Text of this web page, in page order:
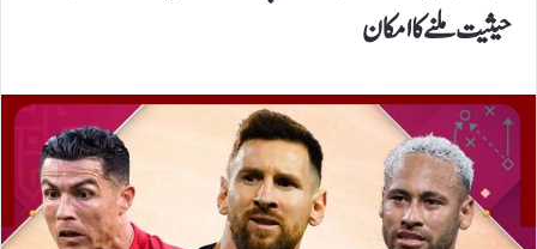
حیثیت ملنے کا امکان